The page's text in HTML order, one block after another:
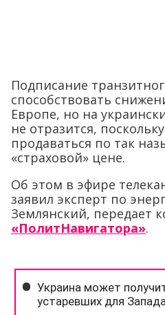
Подписание
способствовать
Европе, но на
не отразится,
продаваться по так
«страховой» цене.
Об этом в эфире
заявил эксперт по
Землянский, передает
«ПолитНавигатора».